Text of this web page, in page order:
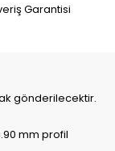
Garantisi
gönderilecektir.
mm profil